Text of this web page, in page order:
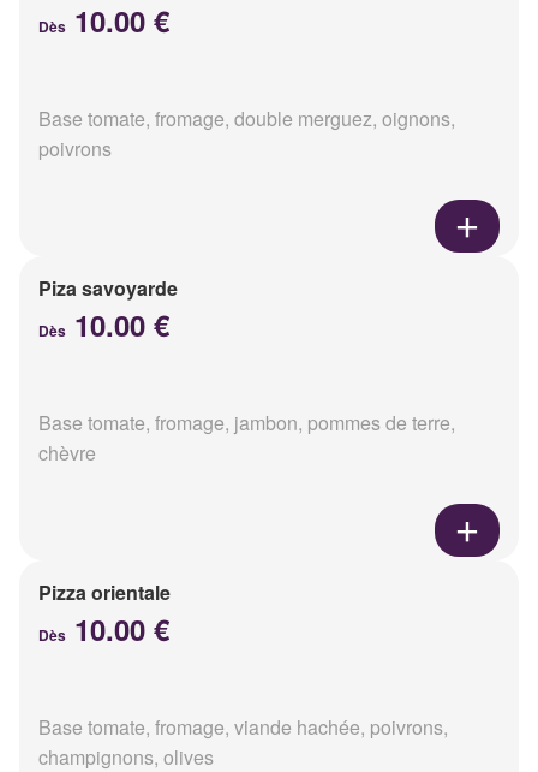
Dès 10.00 €
Base tomate, fromage, double merguez, oignons,
poivrons
Piza savoyarde
Dès 10.00 €
Base tomate, fromage, jambon, pommes de terre,
chèvre
Pizza orientale
Dès 10.00 €
Base tomate, fromage, viande hachée, poivrons,
champignons, olives